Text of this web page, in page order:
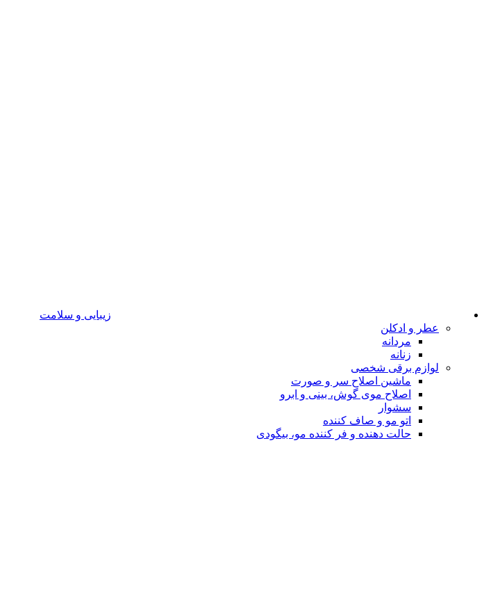
زیبایی و سلامت
عطر و ادکلن
مردانه
زنانه
لوازم برقی شخصی
ماشین اصلاح سر و صورت
اصلاح موی گوش، بینی و ابرو
سشوار
اتو مو و صاف کننده
حالت دهنده و فر کننده مو، بیگودی